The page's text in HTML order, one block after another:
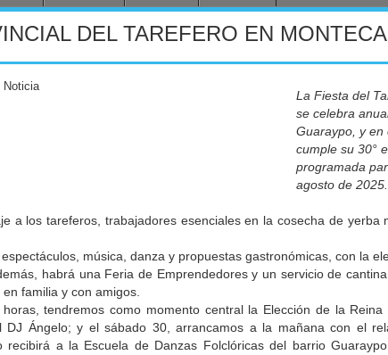
DEL TAREFERO EN
La Fiesta del
se celebra
Guaraypo, y en
cumple su 30°
programada
agosto de 2025.
a los tareferos, trabajadores esenciales en la cosecha de yerba
música, danza y propuestas gastronómicas, con la
habrá una Feria de Emprendedores y un servicio de
familia y con amigos.
tendremos como momento central la Elección de la
DJ Ángelo; y el sábado 30, arrancamos a la mañana con el
a la Escuela de Danzas Folclóricas del barrio